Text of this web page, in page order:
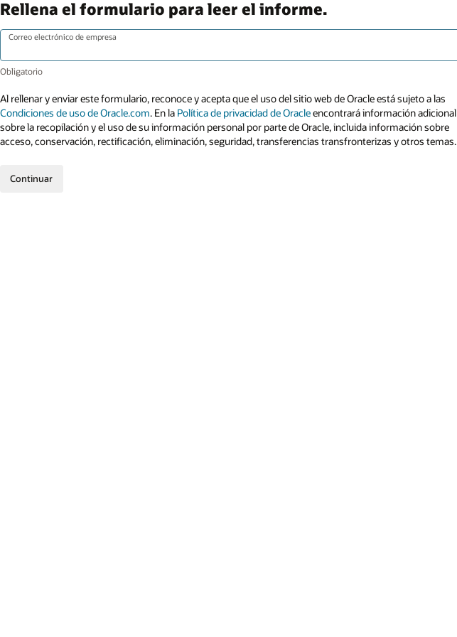
Rellena el formulario para leer el informe.
Correo electrónico de empresa
Al rellenar y enviar este formulario, reconoce y acepta que el uso del sitio web de Oracle está sujeto a las
Condiciones de uso de Oracle.com. En la Política de privacidad de Oracleencontrará información adicional
sobre la recopilación y el uso de su información personal por parte de Oracle, incluida información sobre
acceso, conservación, rectificación, eliminación, seguridad, transferencias transfronterizas y otros temas.
Continuar